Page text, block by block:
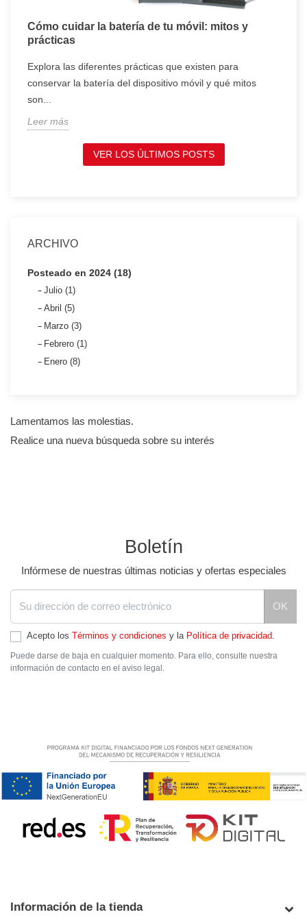
Cómo cuidar la batería de tu móvil: mitos y
prácticas
Explora las diferentes prácticas que existen para
conservar la batería del dispositivo móvil y qué mitos
son...
Leer más
VER LOS ÚLTIMOS POSTS
ARCHIVO
Posteado en 2024 (18)
Julio (1)
Abril (5)
Marzo (3)
Febrero (1)
Enero (8)
Lamentamos las molestias.
Realice una nueva búsqueda sobre su interés
Boletín
Infórmese de nuestras últimas noticias y ofertas especiales
OK
Acepto los Términos y condiciones y la Política de privacidad
Puede darse de baja en cualquier momento. Para ello, consulte nuestra
información de contacto en el aviso legal.
Información de la tienda